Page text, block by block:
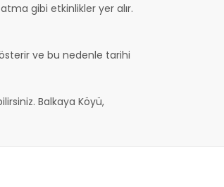
gibi etkinlikler yer alır.
ve bu nedenle tarihi
Balkaya Köyü,